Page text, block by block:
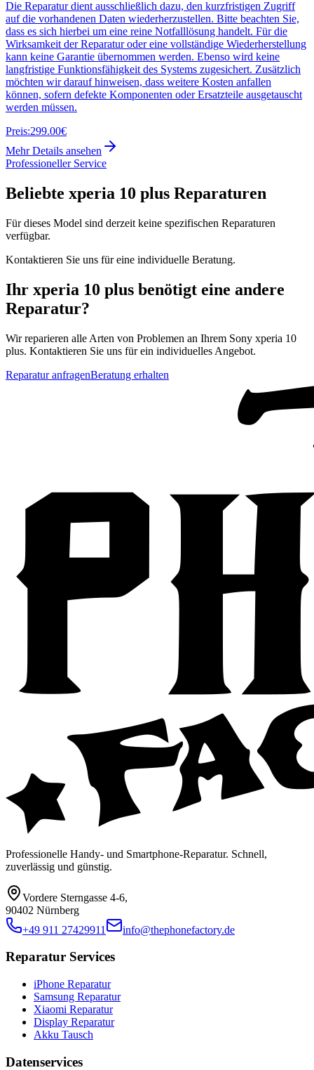
Die Reparatur dient ausschließlich dazu, den kurzfristigen Zugriff
auf die vorhandenen Daten wiederherzustellen. Bitte beachten Sie,
dass es sich hierbei um eine reine Notfalllösung handelt. Für die
Wirksamkeit der Reparatur oder eine vollständige Wiederherstellung
kann keine Garantie übernommen werden. Ebenso wird keine
langfristige Funktionsfähigkeit des Systems zugesichert. Zusätzlich
möchten wir darauf hinweisen, dass weitere Kosten anfallen
können, sofern defekte Komponenten oder Ersatzteile ausgetauscht
werden müssen.
Preis:299.00€
Mehr Details ansehen
Professioneller Service
Beliebte xperia 10 plus Reparaturen
Für dieses Model sind derzeit keine spezifischen Reparaturen
verfügbar.
Kontaktieren Sie uns für eine individuelle Beratung.
Ihr xperia 10 plus benötigt eine andere
Reparatur?
Wir reparieren alle Arten von Problemen an Ihrem Sony xperia 10
plus. Kontaktieren Sie uns für ein individuelles Angebot.
Reparatur anfragenBeratung erhalten
Professionelle Handy- und Smartphone-Reparatur. Schnell,
zuverlässig und günstig.
Vordere Sterngasse 4-6,
90402 Nürnberg
+49 911 27429911
info@thephonefactory.de
Reparatur Services
iPhone Reparatur
Samsung Reparatur
Xiaomi Reparatur
Display Reparatur
Akku Tausch
Datenservices